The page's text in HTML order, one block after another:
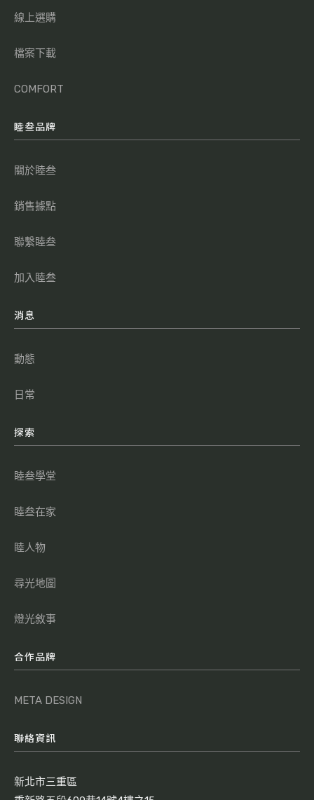
線上選購
檔案下載
COMFORT
睦叁品牌
關於睦叁
銷售據點
聯繫睦叁
加入睦叁
消息
動態
日常
探索
睦叁學堂
睦叁在家
睦人物
尋光地圖
燈光敘事
合作品牌
META DESIGN
聯絡資訊
新北市三重區